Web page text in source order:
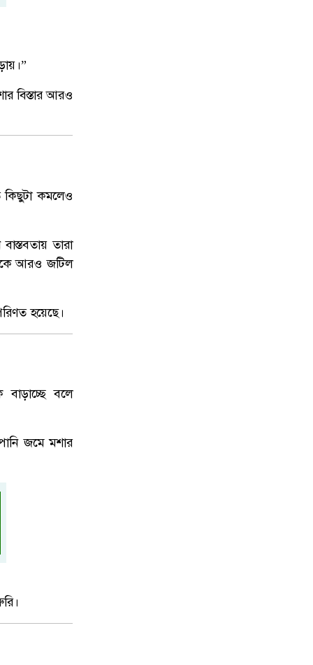
বিস্তার আরও
কিছুটা কমলেও
তারা
আরও জটিল
হয়েছে।
বাড়াচ্ছে বলে
জমে মশার